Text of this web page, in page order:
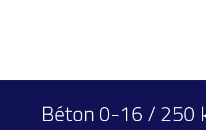
Béton 0-16 / 250